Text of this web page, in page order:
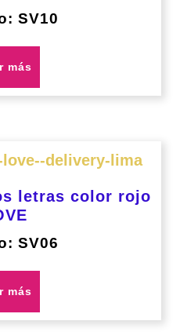
SV10
más
letras color rojo
SV06
más